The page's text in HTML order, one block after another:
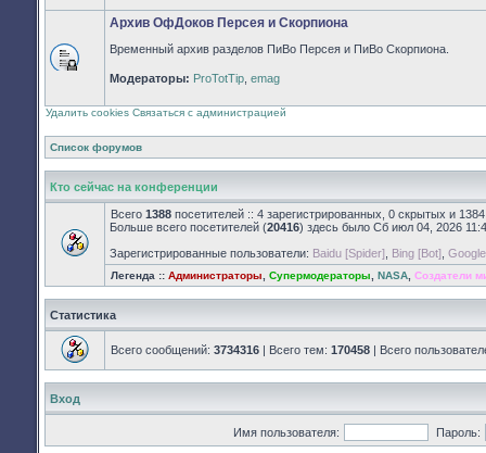
Форум
закрыт
Архив ОфДоков Персея и Скорпиона
Временный архив разделов ПиВо Персея и ПиВо Скорпиона.
Модераторы: ProTotTip emag
Удалить cookies Связаться с администрацией
Список форумов
Кто сейчас на конференции
Всего 1388 посетителей :: 4 зарегистрированных, 0 скрытых и
Больше всего посетителей (20416) здесь было Сб июл 04, 2026
Зарегистрированные пользователи: Baidu [Spider] Bing [Bot]
Легенда :: Администраторы Супермодераторы NASA Создатели
Статистика
Всего сообщений: 3734316 | Всего тем: 170458 | Всего
Вход
Имя пользователя: Пароль: